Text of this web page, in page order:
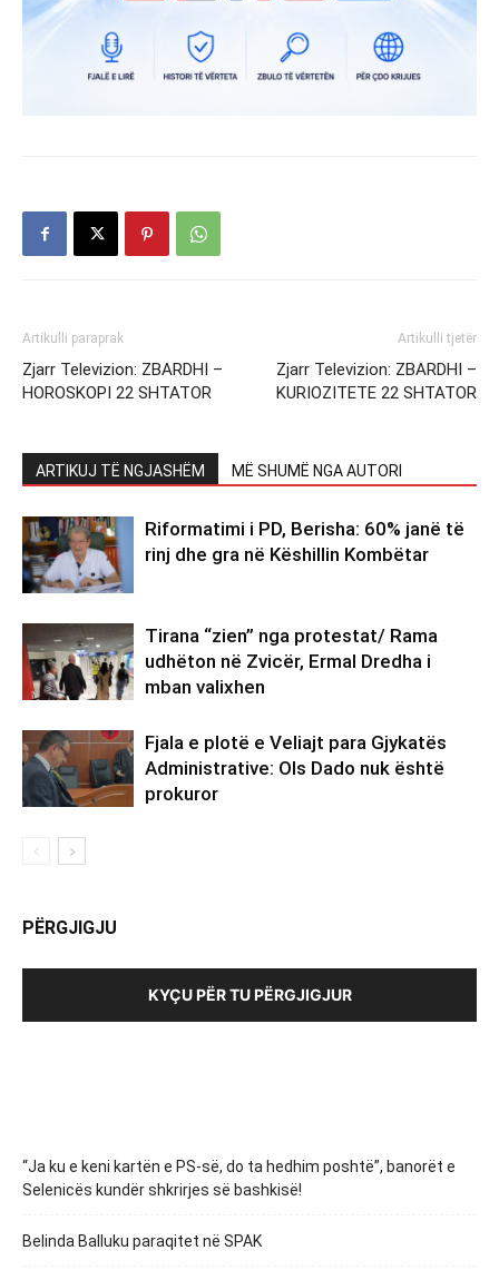
Artikulli paraprak
Zjarr Televizion: ZBARDHI –
HOROSKOPI 22 SHTATOR
Artikulli tjetër
Zjarr Televizion: ZBARDHI –
KURIOZITETE 22 SHTATOR
ARTIKUJ TË NGJASHËM MË SHUMË NGA AUTORI
Riformatimi i PD, Berisha: 60% janë të
rinj dhe gra në Këshillin Kombëtar
Tirana “zien” nga protestat/ Rama
udhëton në Zvicër, Ermal Dredha i
mban valixhen
Fjala e plotë e Veliajt para Gjykatës
Administrative: Ols Dado nuk është
prokuror
PËRGJIGJU
KYÇU PËR TU PËRGJIGJUR
“Ja ku e keni kartën e PS-së, do ta hedhim poshtë”, banorët e
Selenicës kundër shkrirjes së bashkisë!
Belinda Balluku paraqitet në SPAK